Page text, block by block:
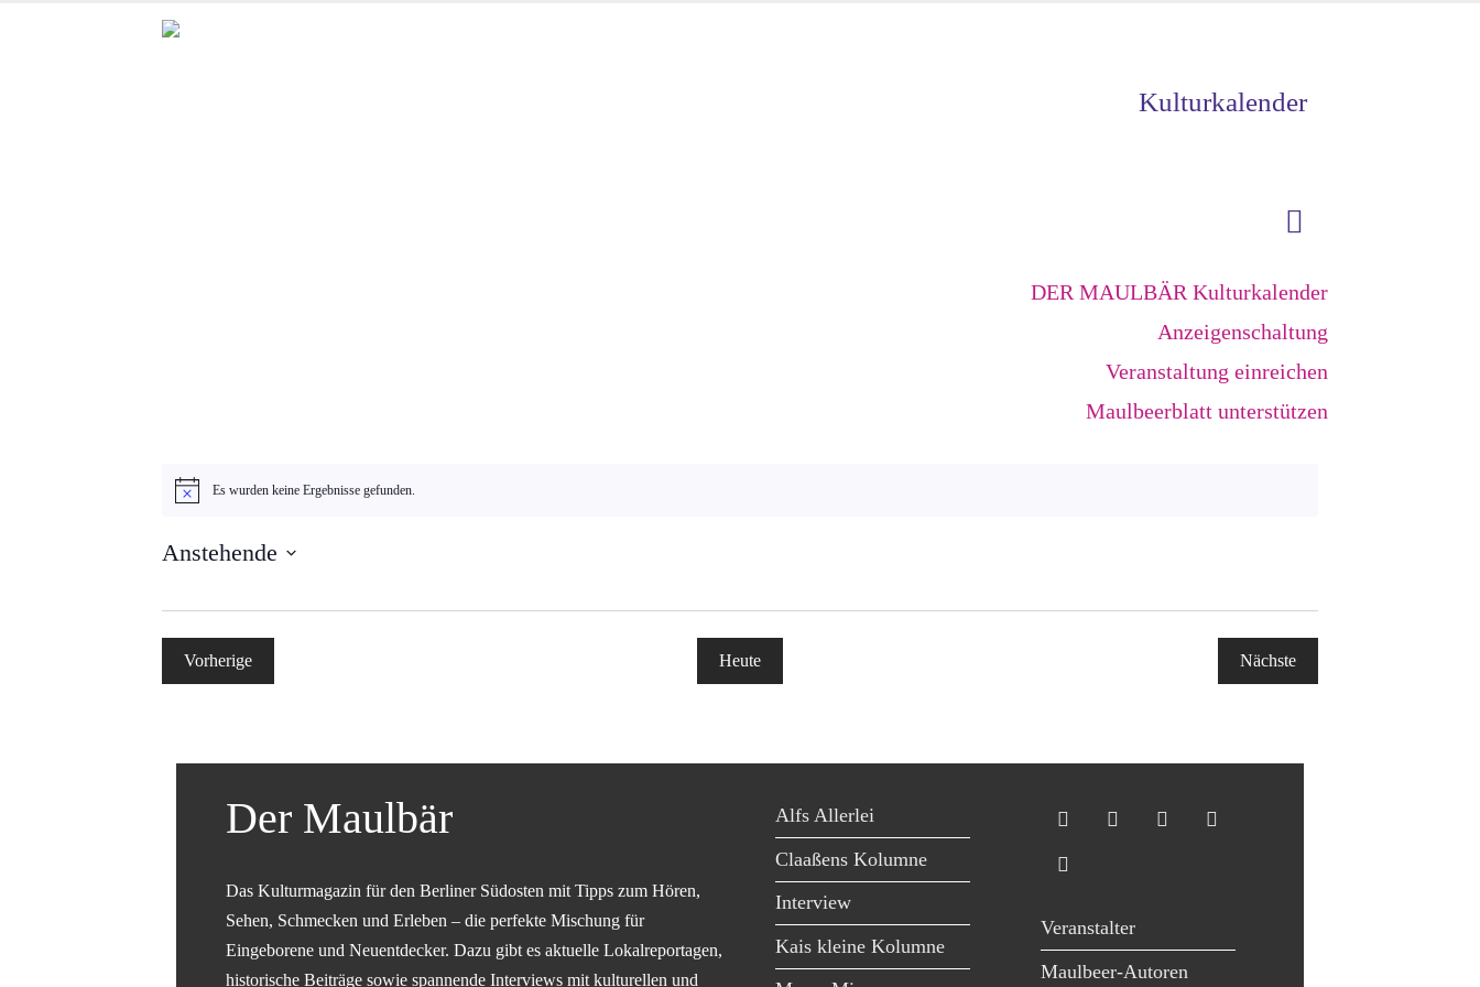
Kulturkalender
DER MAULBÄR Kulturkalender
Anzeigenschaltung
Veranstaltung einreichen
Maulbeerblatt unterstützen
HinweisEs wurden keine Ergebnisse gefunden.
Anstehende
wählen.
Vorherige
Veranstaltungen
Heute
Nächste
Veranstaltungen
Der Maulbär
Das Kulturmagazin für den Berliner Südosten mit Tipps zum Hören,
Sehen, Schmecken und Erleben – die perfekte Mischung für
Eingeborene und Neuentdecker. Dazu gibt es aktuelle Lokalreportagen,
historische Beiträge sowie spannende Interviews mit kulturellen und
Alfs Allerlei
Claaßens Kolumne
Interview
Kais kleine Kolumne
Veranstalter
Maulbeer-Autoren